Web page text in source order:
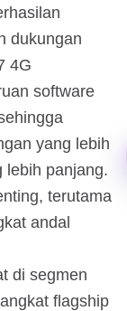
dukungan
4G
software
yang lebih
lebih panjang.
terutama
andal
di segmen
flagship